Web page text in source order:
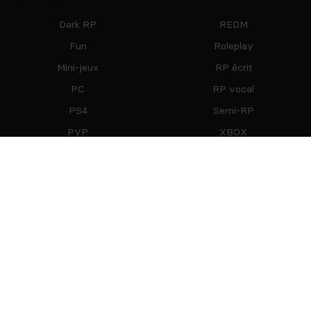
Dark RP
Fun
Mini-jeux
PC
PS4
PVP
REDM
Roleplay
RP écrit
RP vocal
Semi-RP
XBOX